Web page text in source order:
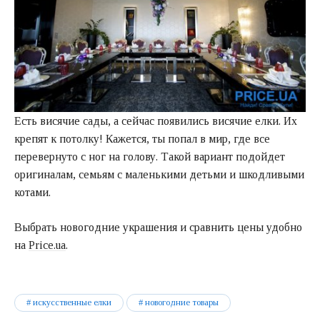
Есть висячие сады, а сейчас появились висячие елки. Их
крепят к потолку! Кажется, ты попал в мир, где все
перевернуто с ног на голову. Такой вариант подойдет
оригиналам, семьям с маленькими детьми и шкодливыми
котами.
Выбрать новогодние украшения и сравнить цены удобно
на Price.ua.
искусственные елки новогодние товары